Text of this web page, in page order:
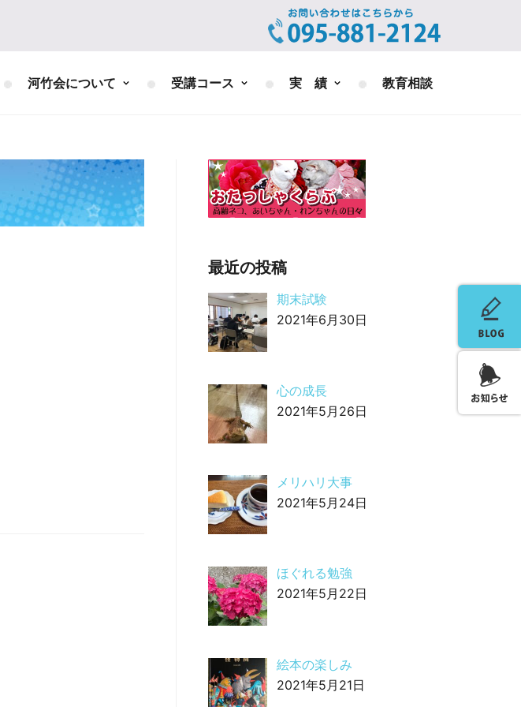
河竹会について 受講コース 実 績 教育相談
最近の投稿
期末試験
2021年6月30日
心の成長
2021年5月26日
メリハリ大事
2021年5月24日
ほぐれる勉強
2021年5月22日
絵本の楽しみ
2021年5月21日